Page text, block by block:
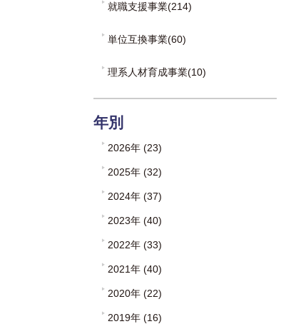
就職支援事業(214)
単位互換事業(60)
理系人材育成事業(10)
年別
2026年 (23)
2025年 (32)
2024年 (37)
2023年 (40)
2022年 (33)
2021年 (40)
2020年 (22)
2019年 (16)